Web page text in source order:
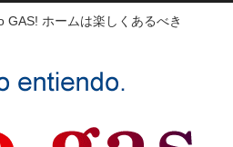
GAS! ホームは楽しくあるべき